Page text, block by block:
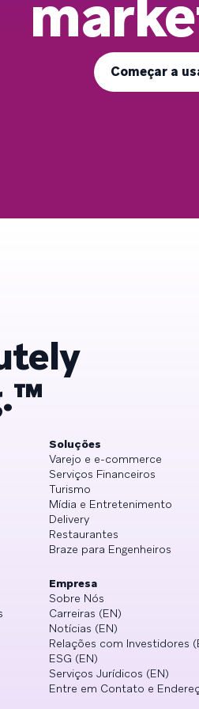
Começar a
Soluções
Varejo e e-commerce
Serviços Financeiros
Turismo
Mídia e Entretenimento
Delivery
Restaurantes
Braze para Engenheiros
Empresa
Sobre Nós
Carreiras (EN)
Notícias (EN)
Relações com Investidores
ESG (EN)
Serviços Jurídicos (EN)
Entre em Contato e